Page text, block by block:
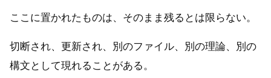
ここに置かれたものは、そのまま残るとは限らない。
切断され、更新され、別のファイル、別の理論、別の
構文として現れることがある。